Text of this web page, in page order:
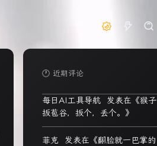
🕐 近期评论
每日AI工具导航 发表在《猴子
扳苞谷，扳个，丢个。 》
菲克 发表在《翻脸就一巴掌的